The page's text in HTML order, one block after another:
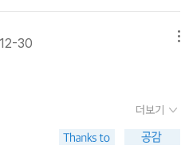
서 용서해주었습니다.^^ 예상치
히 2권 분권되었다고 하지만, 스
3권에서 4권으로 분권되었을 책
까지 읽었습니다. 1편보다 2편이
지요.^^ 미래사회를 배경으로 해
30
더보기